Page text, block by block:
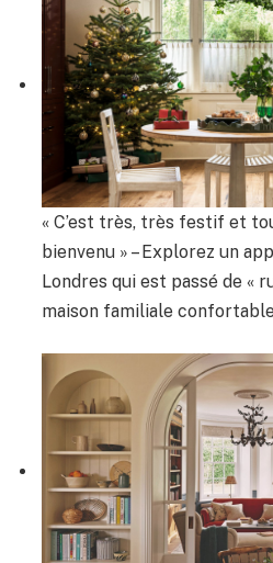
« C’est très, très festif et
bienvenu » – Explorez un
Londres qui est passé de «
maison familiale confortable